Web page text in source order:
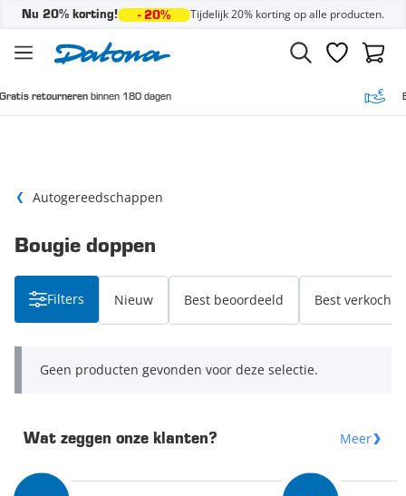
Nu 20% korting! - 20% Tijdelijk 20% korting op alle producten.
Verlanglijst
binnen 180 dagen Betalen
Autogereedschappen
Bougie doppen
Filters Nieuw Best beoordeeld Best verkocht
Geen producten gevonden voor deze selectie.
Wat zeggen onze klanten? Meer